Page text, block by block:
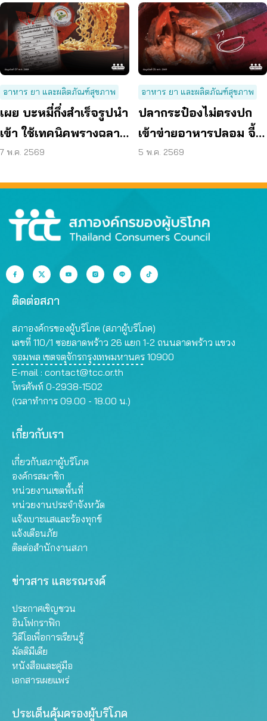
โซ่
มาตรฐานกว่า 50 เท่า
อาหาร ยา และผลิตภัณฑ์สุขภาพ
เผย บะหมี่กึ่งสำเร็จรูปนำ
เข้า ใช้เทคนิคพรางฉลาก
หวั่นกระทบสุขภาพ
7 พ.ค. 2569
อาหาร ยา และผลิตภัณฑ์สุขภาพ
ปลากระป๋องไม่ตรงปก
เข้าข่ายอาหารปลอม จี้
รัฐเฝ้าระวัง-แก้
5 พ.ค. 2569
ติดต่อสภา
สภาองค์กรของผู้บริโภค (สภาผู้บริโภค)
เลขที่ 110/1 ซอยลาดพร้าว 26 แยก 1-2 ถนนลาดพร้าว แขวง
จอมพล เขตจตุจักรกรุงเทพมหานคร 10900
E-mail : contact@tcc.or.th
โทรศัพท์ 0-2938-1502
(เวลาทำการ 09.00 - 18.00 น.)
เกี่ยวกับเรา
เกี่ยวกับสภาผู้บริโภค
องค์กรสมาชิก
หน่วยงานเขตพื้นที่
หน่วยงานประจำจังหวัด
แจ้งเบาะแสและร้องทุกข์
แจ้งเตือนภัย
ติดต่อสำนักงานสภา
ข่าวสาร และรณรงค์
ประกาศเชิญชวน
อินโฟกราฟิก
วิดีโอเพื่อการเรียนรู้
มัลติมีเดีย
หนังสือและคู่มือ
เอกสารเผยแพร่
ประเด็นคุ้มครองผู้บริโภค